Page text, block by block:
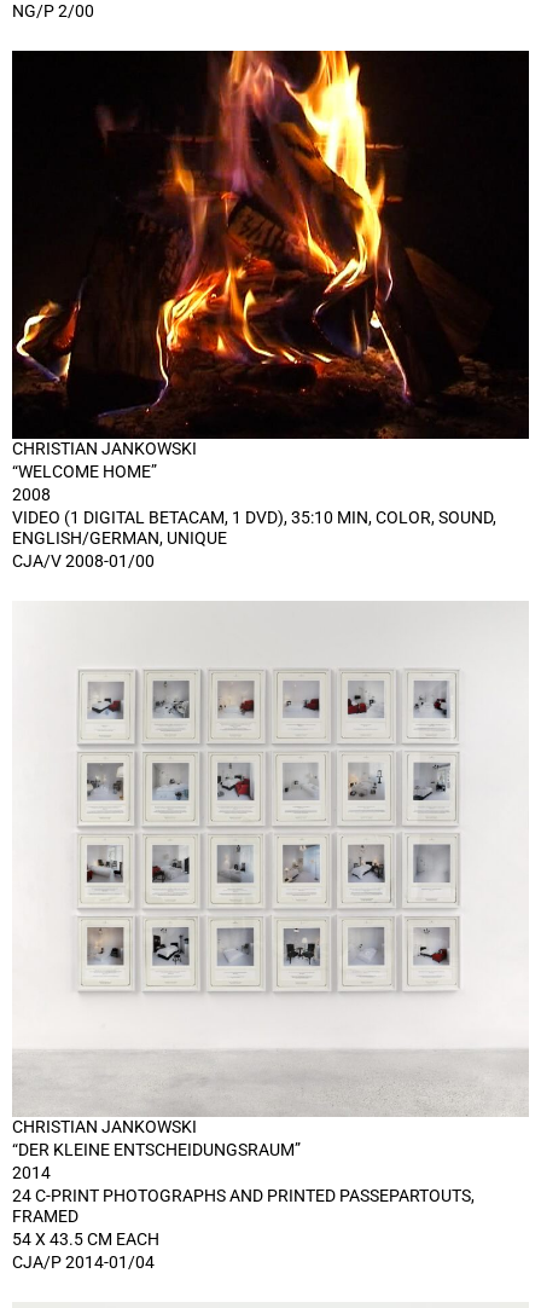
NG/P 2/00
CHRISTIAN JANKOWSKI
“WELCOME HOME”
2008
VIDEO (1 DIGITAL BETACAM, 1 DVD), 35:10 MIN, COLOR, SOUND,
ENGLISH/GERMAN, UNIQUE
CJA/V 2008-01/00
CHRISTIAN JANKOWSKI
“DER KLEINE ENTSCHEIDUNGSRAUM”
2014
24 C-PRINT PHOTOGRAPHS AND PRINTED PASSEPARTOUTS,
FRAMED
54 X 43.5 CM EACH
CJA/P 2014-01/04